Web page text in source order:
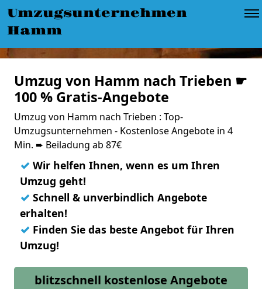
Umzugsunternehmen
Hamm
Umzug von Hamm nach Trieben ☛
100 % Gratis-Angebote
Umzug von Hamm nach Trieben : Top-
Umzugsunternehmen - Kostenlose Angebote in 4
Min. ➨ Beiladung ab 87€
✓ Wir helfen Ihnen, wenn es um Ihren
Umzug geht!
✓ Schnell & unverbindlich Angebote
erhalten!
✓ Finden Sie das beste Angebot für Ihren
Umzug!
blitzschnell kostenlose Angebote